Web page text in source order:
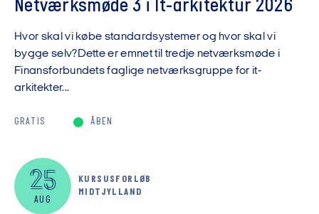
Netværksmøde 3 i It-arkitektur 2026
Hvor skal vi købe standardsystemer og hvor skal vi
bygge selv?Dette er emnet til tredje netværksmøde i
Finansforbundets faglige netværksgruppe for it-
arkitekter...
GRATIS ÅBEN
25
AUG
KURSUSFORLØB
MIDTJYLLAND